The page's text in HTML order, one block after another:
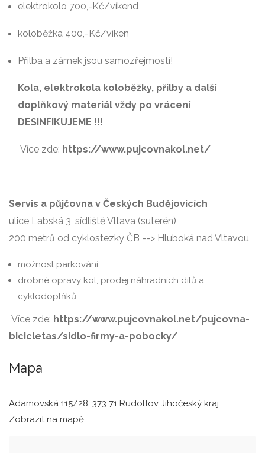
elektrokolo 700,-Kč/víkend
koloběžka 400,-Kč/víken
Přilba a zámek jsou samozřejmostí!
Kola, elektrokola koloběžky, přilby a další
doplňkový materiál vždy po vrácení
DESINFIKUJEME !!!
Více zde: https://www.pujcovnakol.net/
Servis a půjčovna v Českých Budějovicích
ulice Labská 3, sídliště Vltava (suterén)
200 metrů od cyklostezky ČB --> Hluboká nad Vltavou
možnost parkování
drobné opravy kol, prodej náhradních dílů a
cyklodoplňků
Více zde: https://www.pujcovnakol.net/pujcovna-
bicicletas/sidlo-firmy-a-pobocky/
Mapa
Adamovská 115/28, 373 71 Rudolfov Jihočeský kraj
Zobrazit na mapě